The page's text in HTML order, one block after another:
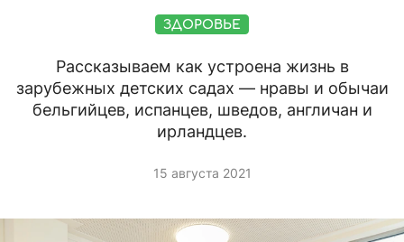
ЗДОРОВЬЕ
Рассказываем как устроена жизнь в
зарубежных детских садах — нравы и обычаи
бельгийцев, испанцев, шведов, англичан и
ирландцев.
15 августа 2021